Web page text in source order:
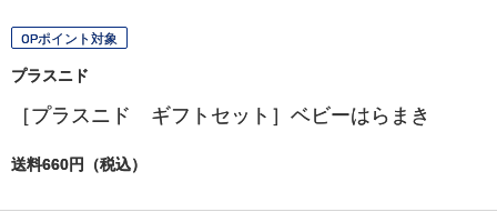
OPポイント対象
プラスニド
［プラスニド ギフトセット］ベビーはらまき
送料660円（税込）